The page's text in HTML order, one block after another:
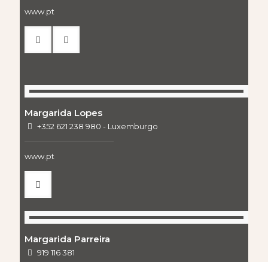
www.pt
Margarida Lopes
+352 621 238 980 - Luxemburgo
www.pt
Margarida Parreira
919 116 381